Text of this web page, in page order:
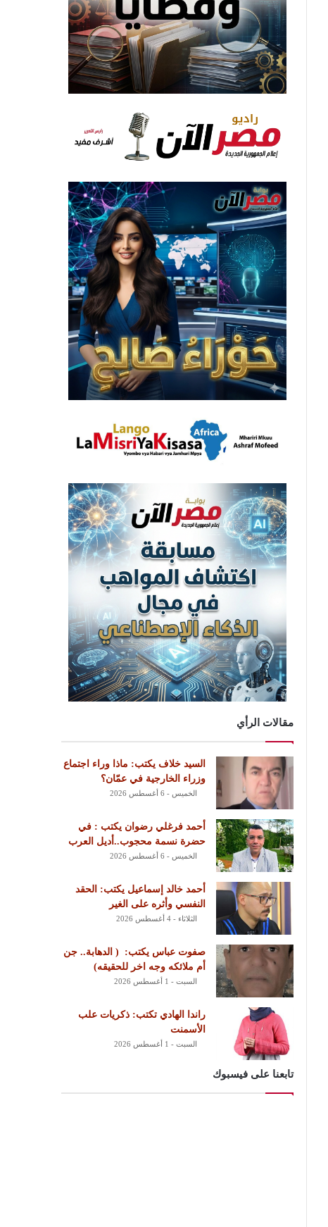
مقالات الرأي
السيد خلاف يكتب: ماذا وراء اجتماع
وزراء الخارجية في عمّان؟
الخميس - 6 أغسطس 2026
أحمد فرغلي رضوان يكتب : في
حضرة نسمة محجوب..أديل العرب
الخميس - 6 أغسطس 2026
أحمد خالد إسماعيل يكتب: الحقد
النفسي وأثره على الغير
الثلاثاء - 4 أغسطس 2026
‏صفوت عباس يكتب: ‏ ‏( الدهابة.. جن
أم ملائكه وجه اخر للحقيقه)
السبت - 1 أغسطس 2026
راندا الهادي تكتب: ذكريات علب
الأسمنت
السبت - 1 أغسطس 2026
تابعنا على فيسبوك